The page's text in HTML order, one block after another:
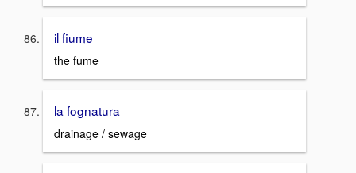
il fiume
the fume
la fognatura
drainage / sewage